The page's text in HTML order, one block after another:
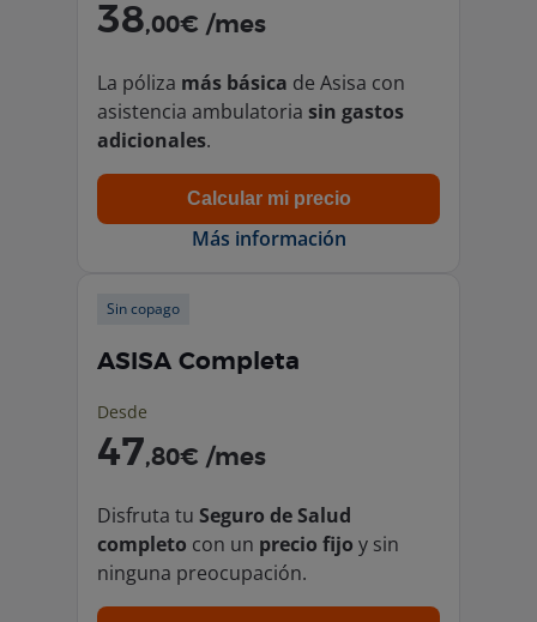
38,00€ /mes
La póliza más básica de Asisa con
asistencia ambulatoria sin gastos
adicionales.
Calcular mi precio
Más información
Sin copago
ASISA Completa
Desde
47,80€ /mes
Disfruta tu Seguro de Salud
completo con un precio fijo y sin
ninguna preocupación.